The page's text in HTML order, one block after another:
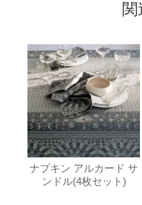
関
ナプキン アルカード サ
ンドル(4枚セット)